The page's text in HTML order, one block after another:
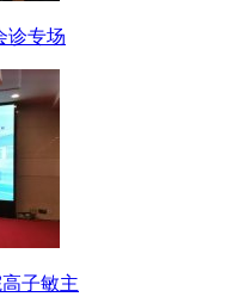
诊专场
子敏主